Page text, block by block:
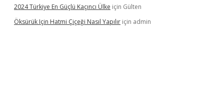
2024 Türkiye En Güçlü Kaçıncı Ülke için Gülten
Öksürük Için Hatmi Çiçeği Nasıl Yapılır için admin